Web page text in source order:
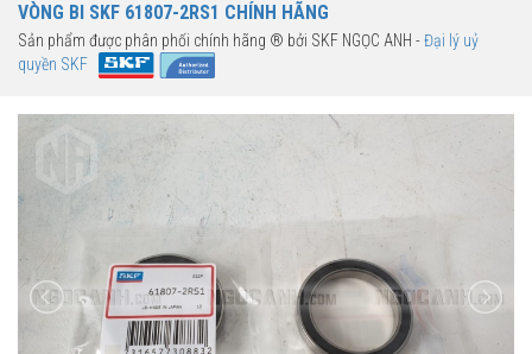
VÒNG BI SKF 61807-2RS1 CHÍNH HÃNG
Sản phẩm được phân phối chính hãng ® bởi SKF NGỌC ANH -Đại lý uỷ
quyền SKF